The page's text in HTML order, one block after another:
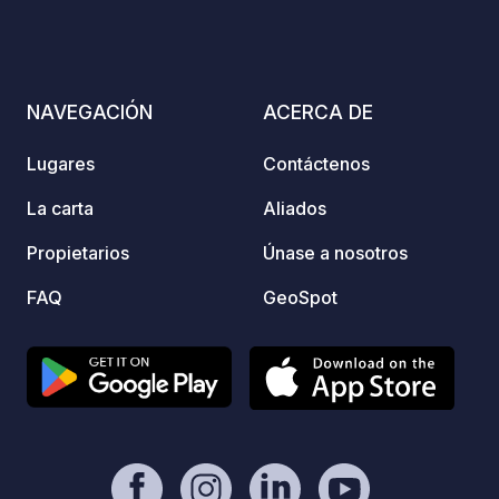
poubelle. merci
NAVEGACIÓN
Lugares
La carta
Propietarios
FAQ
ACERCA DE
Contáctenos
Aliados
Únase a nosotros
GeoSpot